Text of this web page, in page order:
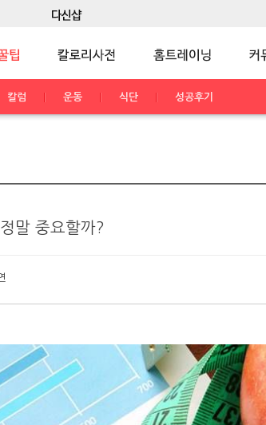
칼럼 운동 식단 성공후기
말 중요할까?